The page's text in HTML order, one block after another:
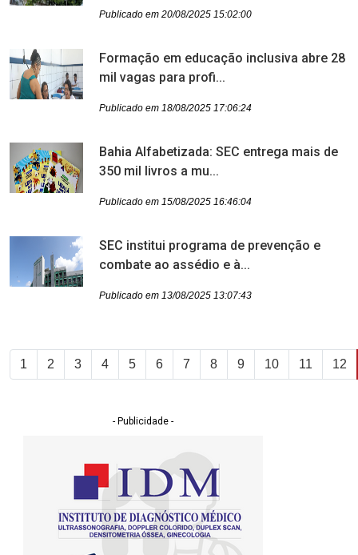
Publicado em 20/08/2025 15:02:00
Formação em educação inclusiva abre 28
mil vagas para profi...
Publicado em 18/08/2025 17:06:24
Bahia Alfabetizada: SEC entrega mais de
350 mil livros a mu...
Publicado em 15/08/2025 16:46:04
SEC institui programa de prevenção e
combate ao assédio e à...
Publicado em 13/08/2025 13:07:43
1 2 3 4 5 6 7 8 9 10 11 12
- Publicidade -